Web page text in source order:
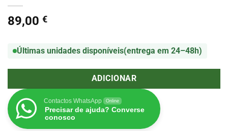
89,00 €
Últimas unidades disponíveis(entrega em 24–48h)
ADICIONAR
Contactos WhatsApp Online
Precisar de ajuda? Converse
conosco